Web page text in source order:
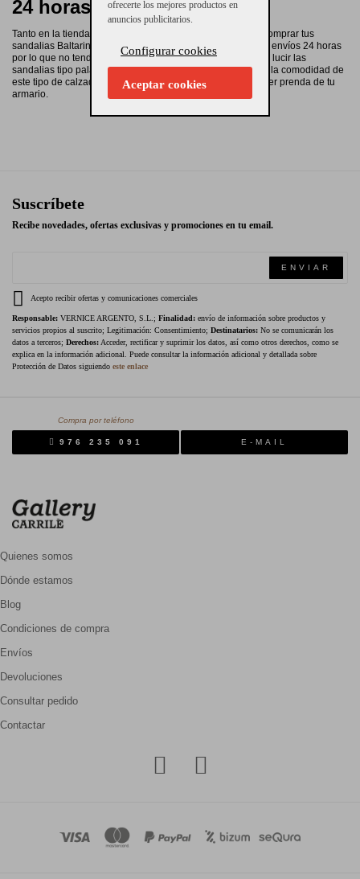
24 horas
Tanto en la tienda online como en la tienda física, podrás comprar tus
sandalias Baltarini preferidas. En la tienda online hacemos envíos 24 horas
por lo que no tendrás que esperar para poder estrenarlas y lucir las
sandalias tipo pala más de moda del momento. Disfruta de la comodidad de
este tipo de calzado para verano y combínalas con cualquier prenda de tu
armario.
Suscríbete
Recibe novedades, ofertas exclusivas y promociones en tu email.
ENVIAR
Acepto recibir ofertas y comunicaciones comerciales
Responsable: VERNICE ARGENTO, S.L.; Finalidad: envío de información sobre productos y
servicios propios al suscrito; Legitimación: Consentimiento; Destinatarios: No se comunicarán los
datos a terceros; Derechos: Acceder, rectificar y suprimir los datos, así como otros derechos, como se
explica en la información adicional. Puede consultar la información adicional y detallada sobre
Protección de Datos siguiendo este enlace
Compra por teléfono
976 235 091 E-MAIL
Quienes somos
Dónde estamos
Blog
Condiciones de compra
Envíos
Devoluciones
Consultar pedido
Contactar
ofrecerte los mejores productos en
anuncios publicitarios.
Configurar cookies
Aceptar cookies